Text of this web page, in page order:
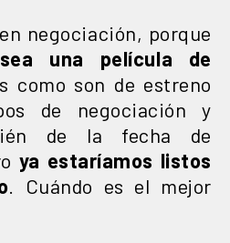
negociación, porque
una película de
como son de estreno
de negociación y
de la fecha de
ya estaríamos listos
. Cuándo es el mejor